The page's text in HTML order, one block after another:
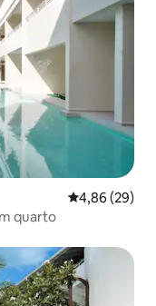
4,86 de uma
4,86 (29)
quarto